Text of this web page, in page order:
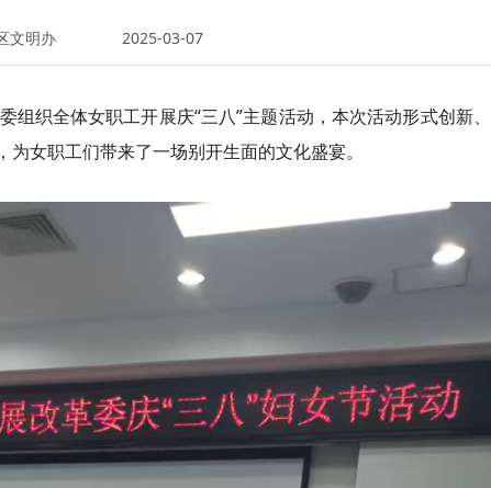
文明办 2025-03-07
组织全体女职工开展庆“三八”主题活动，本次活动形式创新
女职工们带来了一场别开生面的文化盛宴。